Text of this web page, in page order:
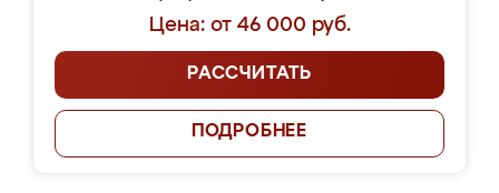
Цена: от 46 000 руб.
РАССЧИТАТЬ
ПОДРОБНЕЕ